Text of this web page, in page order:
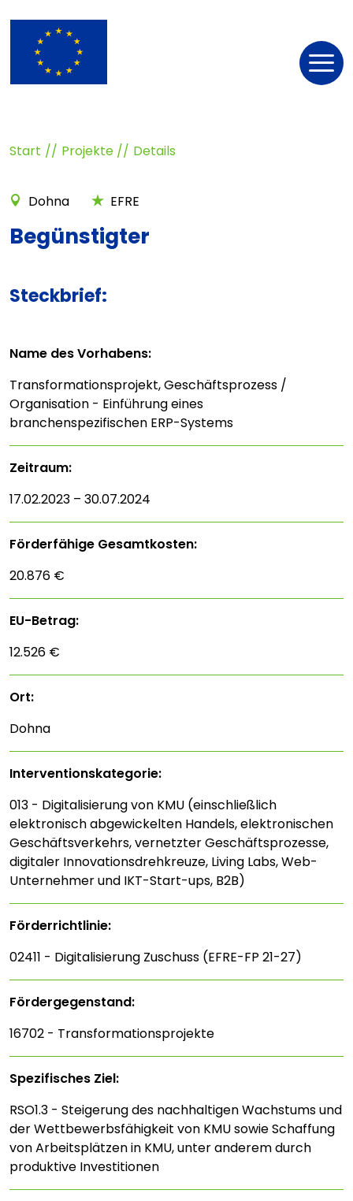
Start Projekte Details
Dohna EFRE
Begünstigter
Steckbrief:
Name des Vorhabens:
Transformationsprojekt, Geschäftsprozess /
Organisation - Einführung eines
branchenspezifischen ERP-Systems
Zeitraum:
17.02.2023 – 30.07.2024
Förderfähige Gesamtkosten:
20.876 €
EU-Betrag:
12.526 €
Ort:
Dohna
Interventions­kategorie:
013 - Digitalisierung von KMU (einschließlich
elektronisch abgewickelten Handels, elektronischen
Geschäftsverkehrs, vernetzter Geschäftsprozesse,
digitaler Innovationsdrehkreuze, Living Labs, Web-
Unternehmer und IKT-Start-ups, B2B)
Förderrichtlinie:
02411 - Digitalisierung Zuschuss (EFRE-FP 21-27)
Fördergegenstand:
16702 - Transformationsprojekte
Spezifisches Ziel:
RSO1.3 - Steigerung des nachhaltigen Wachstums und
der Wettbewerbsfähigkeit von KMU sowie Schaffung
von Arbeitsplätzen in KMU, unter anderem durch
produktive Investitionen